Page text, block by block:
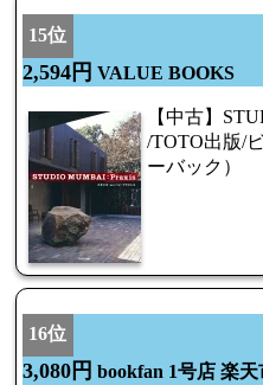
15位
2,594円 VALUE BOOKS
【中古】
/TOTO出版/
ーバック）
16位
3,080円 bookfan 1号店 楽